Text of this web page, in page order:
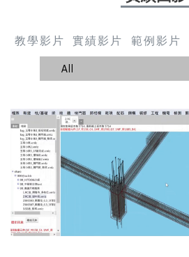
教學影片 實績影片 範例影片